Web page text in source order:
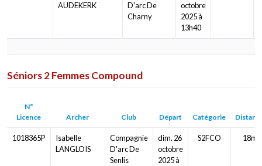
AUDEKERK
D'arc De
Charny
octobre
2025 à
13h40
Séniors 2 Femmes Compound
N°
Licence
Archer Club Départ Catégorie
1018365P
Isabelle
LANGLOIS
Compagnie
D'arc De
Senlis
dim. 26
octobre
2025 à
S2FCO 18m